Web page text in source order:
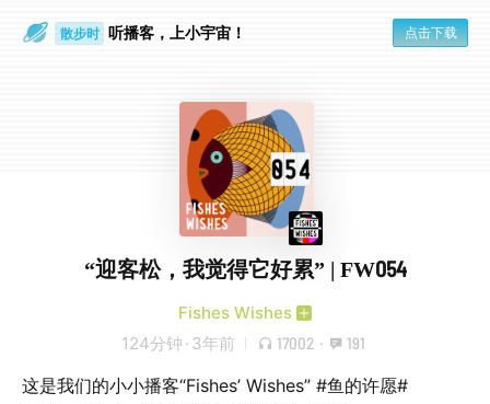
散步时 听播客，上小宇宙！ 点击下载
“迎客松，我觉得它好累” | FW054
Fishes Wishes
124分钟 · 3年前 17002 · 191
这是我们的小小播客“Fishes’ Wishes” #鱼的许愿#